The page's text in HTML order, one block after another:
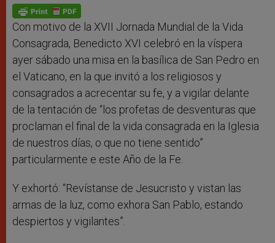
p
p
g
e
r
o
k
Con motivo de la XVII Jornada Mundial de la Vida
Consagrada, Benedicto XVI celebró en la víspera
ayer sábado una misa en la basílica de San Pedro en
el Vaticano, en la que invitó a los religiosos y
consagrados a acrecentar su fe, y a vigilar delante
de la tentación de “los profetas de desventuras que
proclaman el final de la vida consagrada en la Iglesia
de nuestros días, o que no tiene sentido”
particularmente e este Año de la Fe.
Y exhortó: “Revístanse de Jesucristo y vistan las
armas de la luz, como exhora San Pablo, estando
despiertos y vigilantes”.